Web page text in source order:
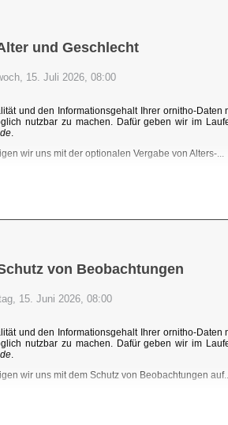
und Geschlecht
15. Juli 2026, 08:00
und den Informationsgehalt Ihrer ornitho-
nutzbar zu machen. Dafür geben wir im
.
wir uns mit der optionalen Vergabe von Alters-...
von Beobachtungen
15. Juni 2026, 08:00
und den Informationsgehalt Ihrer ornitho-
nutzbar zu machen. Dafür geben wir im
wir uns mit dem Schutz von Beobachtungen auf...